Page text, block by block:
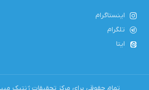
اینستاگرام
تلگرام
ایتا
تمام حقوقی برای مرکز تحقیقات ژنتیک